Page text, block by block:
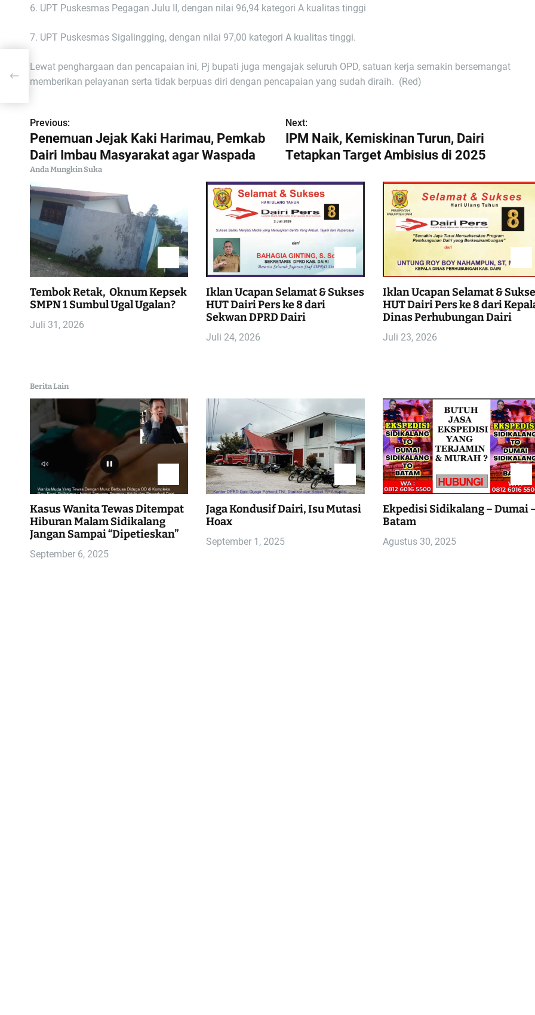
6. UPT Puskesmas Pegagan Julu II, dengan nilai 96,94 kategori A kualitas tinggi
7. UPT Puskesmas Sigalingging, dengan nilai 97,00 kategori A kualitas tinggi.
Lewat penghargaan dan pencapaian ini, Pj bupati juga mengajak seluruh OPD, satuan kerja semakin bersemangat
memberikan pelayanan serta tidak berpuas diri dengan pencapaian yang sudah diraih. (Red)
N
a
v
i
g
a
s
i
p
s
Previous:
Penemuan Jejak Kaki Harimau, Pemkab
Dairi Imbau Masyarakat agar Waspada
Next:
IPM Naik, Kemiskinan Turun, Dairi
Tetapkan Target Ambisius di 2025
Anda Mungkin Suka
Tembok Retak, Oknum Kepsek
SMPN 1 Sumbul Ugal Ugalan?
Juli 31, 2026
Iklan Ucapan Selamat & Sukses
HUT Dairi Pers ke 8 dari
Sekwan DPRD Dairi
Juli 24, 2026
Iklan Ucapan Selamat &
HUT Dairi Pers ke 8 dari
Dinas Perhubungan Dairi
Juli 23, 2026
Berita Lain
Kasus Wanita Tewas Ditempat
Hiburan Malam Sidikalang
Jangan Sampai “Dipetieskan”
September 6, 2025
Jaga Kondusif Dairi, Isu Mutasi
Hoax
September 1, 2025
Ekpedisi Sidikalang – Dumai
Batam
Agustus 30, 2025